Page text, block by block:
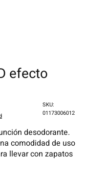
efecto
SKU:
01173006012
desodorante.
comodidad de uso
llevar con zapatos